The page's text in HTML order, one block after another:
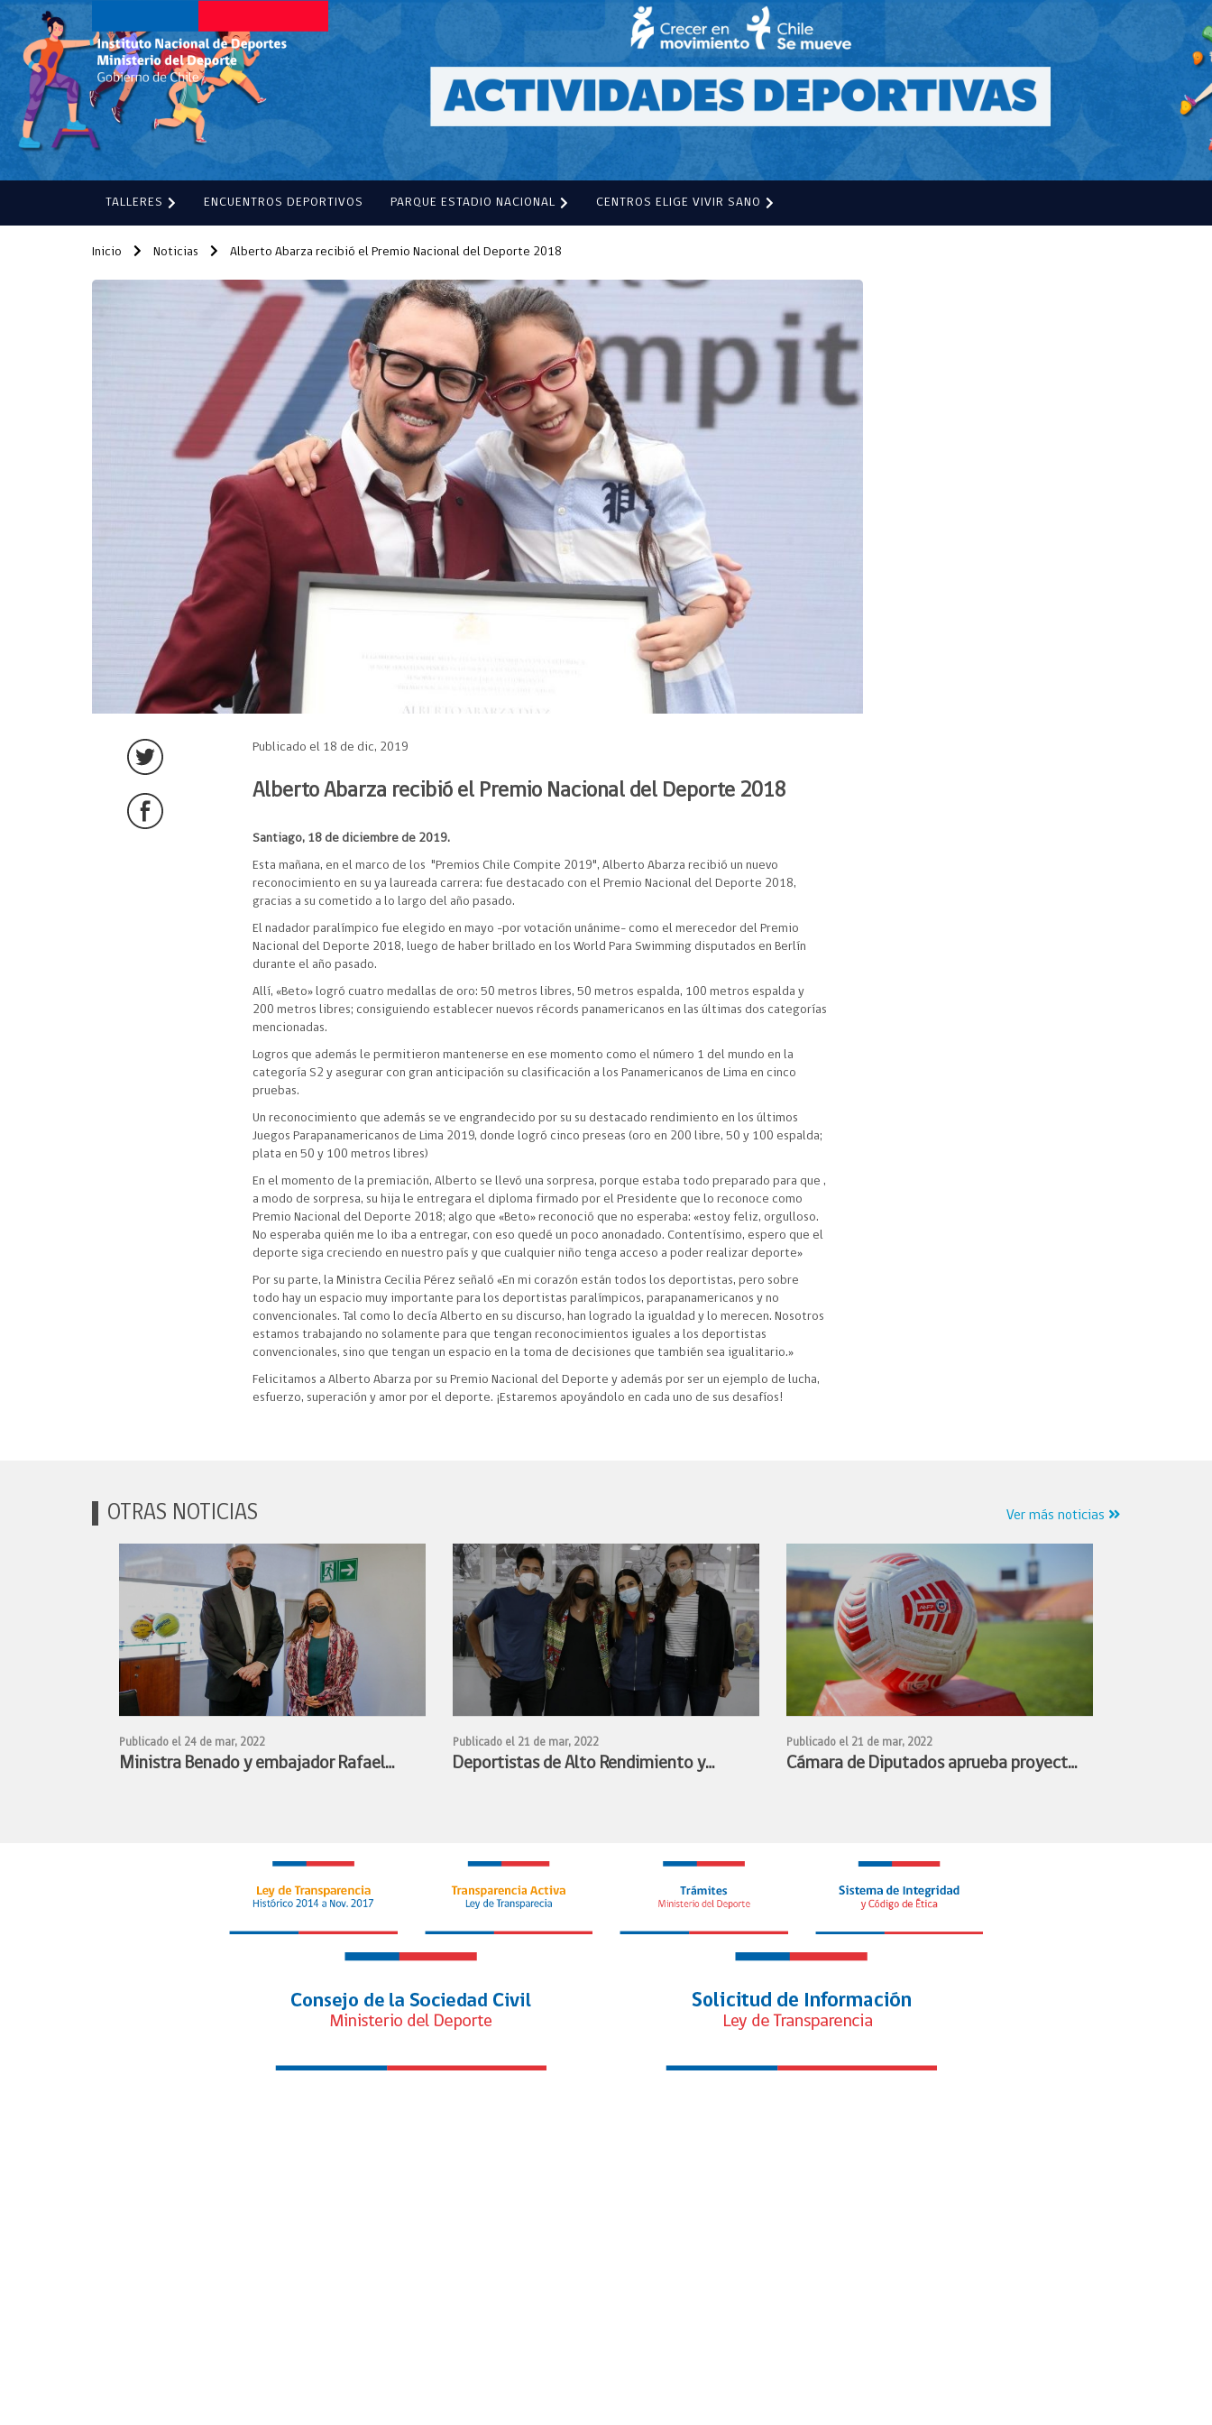
TALLERES ENCUENTROS DEPORTIVOS PARQUE ESTADIO NACIONAL CENTROS ELIGE VIVIR SANO
Inicio Noticias Alberto Abarza recibió el Premio Nacional del Deporte 2018
Publicado el 18 de dic, 2019
Alberto Abarza recibió el Premio Nacional del Deporte 2018
Santiago, 18 de diciembre de 2019.
Esta mañana, en el marco de los "Premios Chile Compite 2019", Alberto Abarza recibió un nuevo
reconocimiento en su ya laureada carrera: fue destacado con el Premio Nacional del Deporte 2018,
gracias a su cometido a lo largo del año pasado.
El nadador paralímpico fue elegido en mayo -por votación unánime- como el merecedor del Premio
Nacional del Deporte 2018, luego de haber brillado en los World Para Swimming disputados en Berlín
durante el año pasado.
Allí, «Beto» logró cuatro medallas de oro: 50 metros libres, 50 metros espalda, 100 metros espalda y
200 metros libres; consiguiendo establecer nuevos récords panamericanos en las últimas dos categorías
mencionadas.
Logros que además le permitieron mantenerse en ese momento como el número 1 del mundo en la
categoría S2 y asegurar con gran anticipación su clasificación a los Panamericanos de Lima en cinco
pruebas.
Un reconocimiento que además se ve engrandecido por su su destacado rendimiento en los últimos
Juegos Parapanamericanos de Lima 2019, donde logró cinco preseas (oro en 200 libre, 50 y 100 espalda;
plata en 50 y 100 metros libres)
En el momento de la premiación, Alberto se llevó una sorpresa, porque estaba todo preparado para que ,
a modo de sorpresa, su hija le entregara el diploma firmado por el Presidente que lo reconoce como
Premio Nacional del Deporte 2018; algo que «Beto» reconoció que no esperaba: «estoy feliz, orgulloso.
No esperaba quién me lo iba a entregar, con eso quedé un poco anonadado. Contentísimo, espero que el
deporte siga creciendo en nuestro país y que cualquier niño tenga acceso a poder realizar deporte»
Por su parte, la Ministra Cecilia Pérez señaló «En mi corazón están todos los deportistas, pero sobre
todo hay un espacio muy importante para los deportistas paralímpicos, parapanamericanos y no
convencionales. Tal como lo decía Alberto en su discurso, han logrado la igualdad y lo merecen. Nosotros
estamos trabajando no solamente para que tengan reconocimientos iguales a los deportistas
convencionales, sino que tengan un espacio en la toma de decisiones que también sea igualitario.»
Felicitamos a Alberto Abarza por su Premio Nacional del Deporte y además por ser un ejemplo de lucha,
esfuerzo, superación y amor por el deporte. ¡Estaremos apoyándolo en cada uno de sus desafíos!
OTRAS NOTICIAS Ver más noticias
Publicado el 24 de mar, 2022
Ministra Benado y embajador Rafael
Publicado el 21 de mar, 2022
Deportistas de Alto Rendimiento y
alto rendimiento
Publicado el 21 de mar, 2022
Cámara de Diputados aprueba proyecto